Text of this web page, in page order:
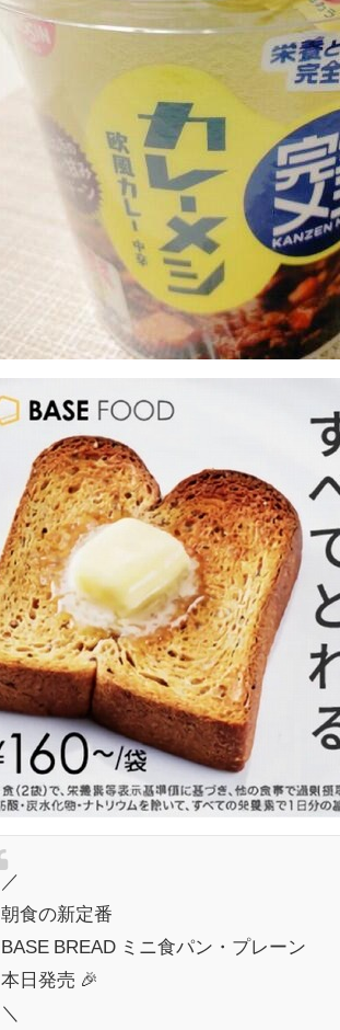
／
朝食の新定番
BASE BREAD ミニ食パン・プレーン
本日発売 🎉
＼